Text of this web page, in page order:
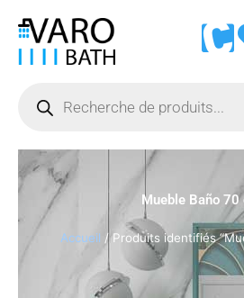
contenu
produits
Mueble Baño 70
Accueil / Produits identifiés